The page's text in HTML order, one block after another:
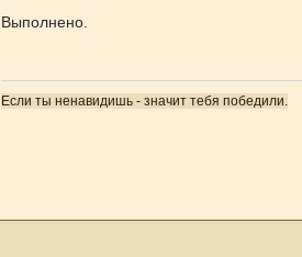
Выполнено.
Если ты ненавидишь - значит тебя победили.